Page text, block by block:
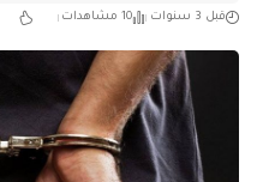
قبل 3 سنوات 10 مشاهدات